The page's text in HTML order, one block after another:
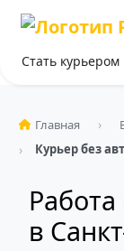
Стать курьером
Главная
Курьер без
в